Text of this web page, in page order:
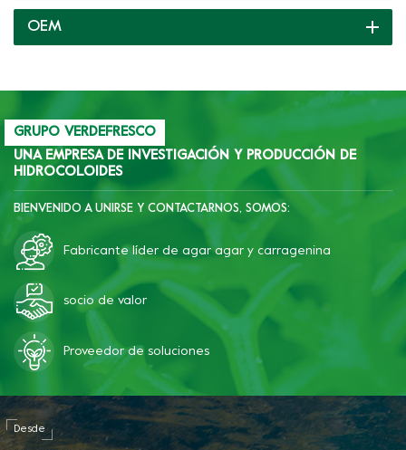
listos para usted y le
brindamos soporte
OEM
GRUPO VERDEFRESCO
UNA EMPRESA DE INVESTIGACIÓN Y PRODUCCIÓN DE
HIDROCOLOIDES
BIENVENIDO A UNIRSE Y CONTACTARNOS, SOMOS:
Fabricante líder de agar agar y carragenina
socio de valor
Proveedor de soluciones
Desde